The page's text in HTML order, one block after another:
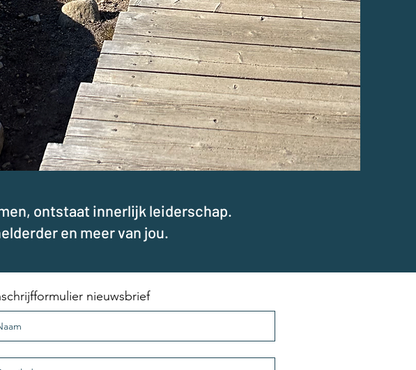
ontstaat innerlijk leiderschap.
en meer van jou.
nieuwsbrief